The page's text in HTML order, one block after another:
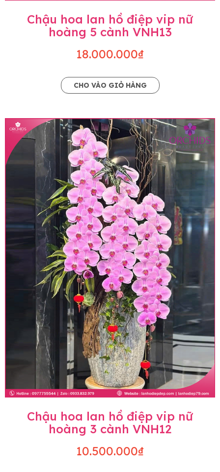
Chậu hoa lan hồ điệp vip nữ
hoàng 5 cành VNH13
18.000.000₫
CHO VÀO GIỎ HÀNG
Chậu hoa lan hồ điệp vip nữ
hoàng 3 cành VNH12
10.500.000₫